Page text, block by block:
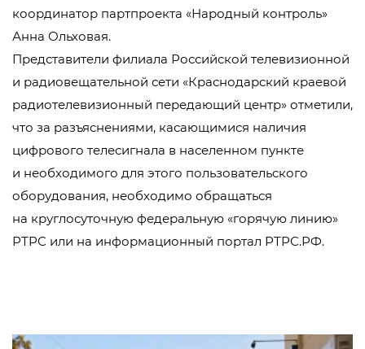
координатор партпроекта «Народный контроль»
Анна Ольховая.
Представители филиала Российской телевизионной
и радиовещательной сети «Краснодарский краевой
радиотелевизионный передающий центр» отметили,
что за разъяснениями, касающимися наличия
цифрового телесигнала в населенном пункте
и необходимого для этого пользовательского
оборудования, необходимо обращаться
на круглосуточную федеральную «горячую линию»
РТРС или на информационный портал РТРС.РФ.